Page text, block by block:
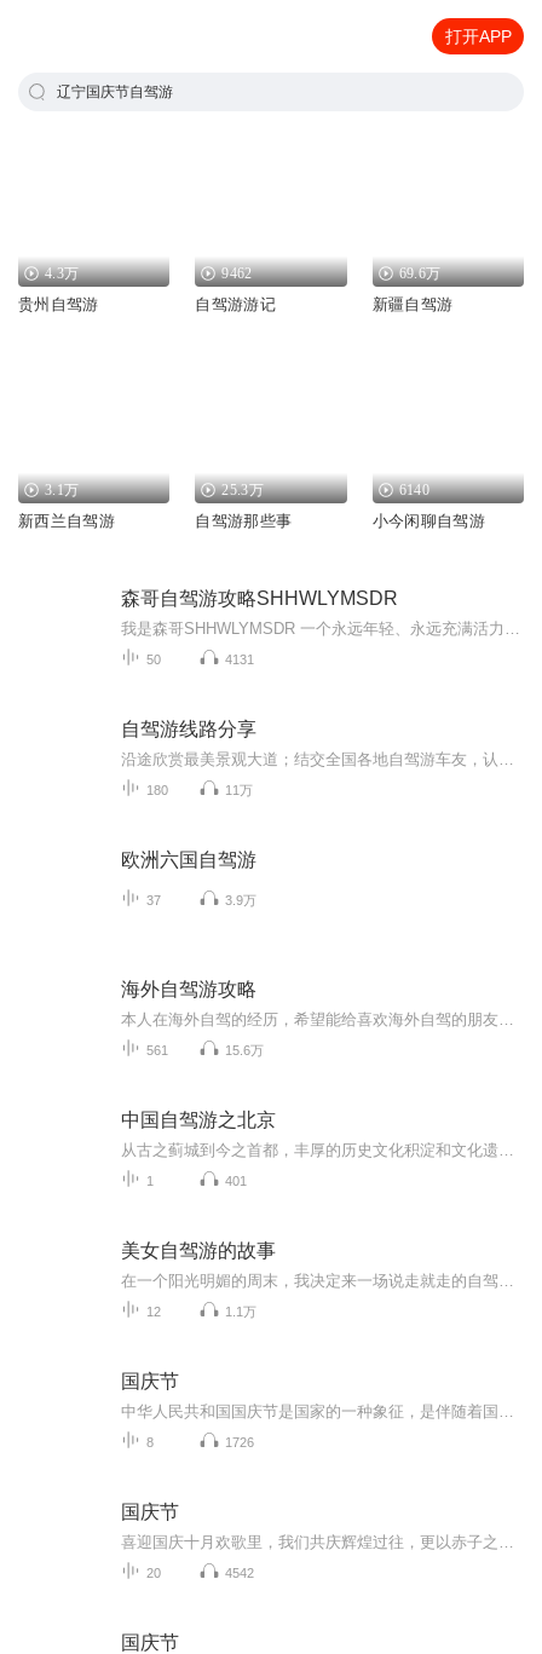
打开APP
辽宁国庆节自驾游
4.3万
贵州自驾游
9462
自驾游游记
69.6万
新疆自驾游
3.1万
新西兰自驾游
25.3万
自驾游那些事
6140
小今闲聊自驾游
森哥自驾游攻略SHHWLYMSDR
50 4131
自驾游线路分享
180 11万
欧洲六国自驾游
37 3.9万
海外自驾游攻略
561 15.6万
中国自驾游之北京
1 401
美女自驾游的故事
12 1.1万
国庆节
8 1726
国庆节
20 4542
国庆节